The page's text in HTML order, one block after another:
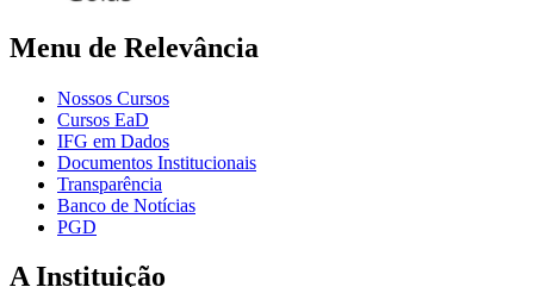
Menu de Relevância
Nossos Cursos
Cursos EaD
IFG em Dados
Documentos Institucionais
Transparência
Banco de Notícias
PGD
A Instituição